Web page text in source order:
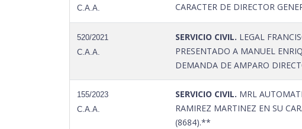
C.A.A.
CARACTER DE DIRECTOR
520/2021
C.A.A.
SERVICIO CIVIL. LEGAL
PRESENTADO A MANUEL
DEMANDA DE AMPARO
155/2023
C.A.A.
SERVICIO CIVIL. MRL
RAMIREZ MARTINEZ EN SU
(8684).**